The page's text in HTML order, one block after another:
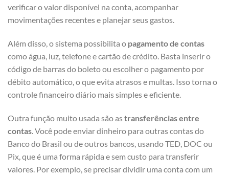
verificar o valor disponível na conta, acompanhar
movimentações recentes e planejar seus gastos.
Além disso, o sistema possibilita o pagamento de contas
como água, luz, telefone e cartão de crédito. Basta inserir o
código de barras do boleto ou escolher o pagamento por
débito automático, o que evita atrasos e multas. Isso torna o
controle financeiro diário mais simples e eficiente.
Outra função muito usada são astransferências entre
contas . Você pode enviar dinheiro para outras contas do
Banco do Brasil ou de outros bancos, usando TED, DOC ou
Pix, que é uma forma rápida e sem custo para transferir
valores. Por exemplo, se precisar dividir uma conta com um